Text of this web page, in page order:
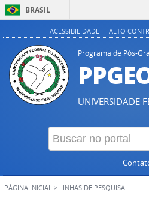
BRASIL
ACESSIBILIDADE ALTO
Programa de Pós-
UNIVERSIDADE
PÁGINA INICIAL > LINHAS DE PESQUISA